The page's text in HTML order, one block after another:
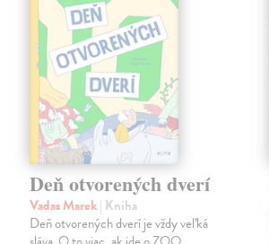
Deň otvorených dverí
Vadas Marek| Kniha
Deň otvorených dverí je vždy veľká